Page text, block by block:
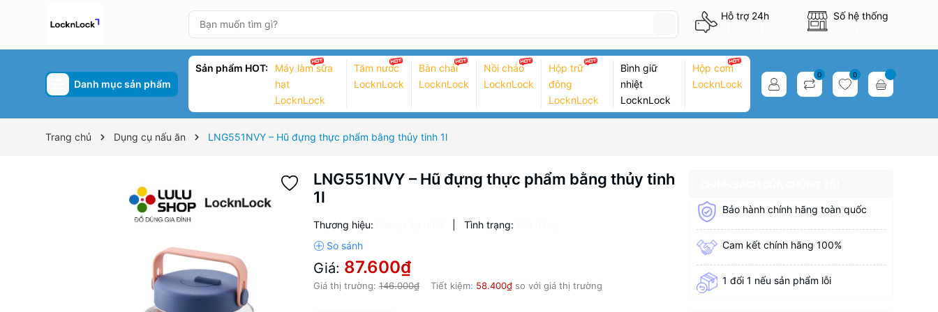
Hỗ trợ 24h Số hệ thống
Danh mục sản phẩm
Sản phẩm HOT:
Máy làm sữa
hạt
LocknLock
Tăm nước
LocknLock
Bàn chải
LocknLock
Nồi chảo
LocknLock
Hộp trữ
đông
LocknLock
Bình giữ
nhiệt
LocknLock
Hộp cơm
LocknLock
0 0
Trang chủ Dụng cụ nấu ăn LNG551NVY – Hũ đựng thực phẩm bằng thủy tinh 1l
LNG551NVY – Hũ đựng thực phẩm bằng thủy tinh
1l
Thương hiệu: Tình trạng:
Giá: 87.600₫
Giá thị trường: 146.000₫ Tiết kiệm: 58.400₫so với giá thị trường
Bảo hành chính hãng toàn quốc
Cam kết chính hãng 100%
1 đổi 1 nếu sản phẩm lỗi